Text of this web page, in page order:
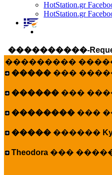
HotStation.gr
HotStation.gr
����������-
���������
����� ���
������ ���
�������� ���
����� ������
Theodora ���